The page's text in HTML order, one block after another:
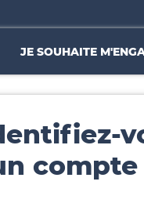
JE SOUHAITE